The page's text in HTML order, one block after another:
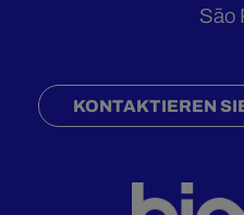
São
KONTAKTIEREN